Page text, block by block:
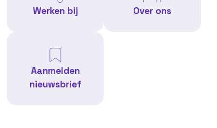
Werken bij Over ons
Aanmelden
nieuwsbrief